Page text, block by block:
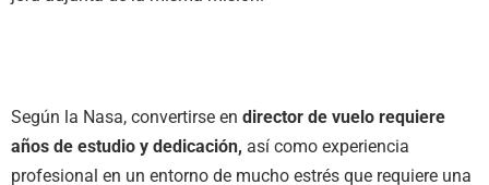
Según la Nasa, convertirse en director de vuelo requiere
años de estudio y dedicación, así como experiencia
profesional en un entorno de mucho estrés que requiere una